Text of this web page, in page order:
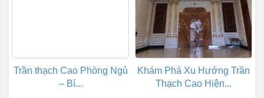
Trần thạch Cao Phòng Ngủ
– Bí...
Khám Phá Xu Hướng Trần
Thạch Cao Hiện...